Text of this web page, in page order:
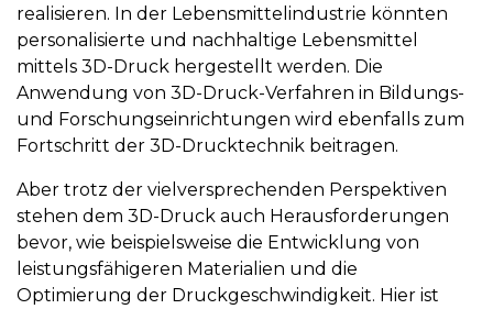
realisieren. In der Lebensmittelindustrie könnten
personalisierte und nachhaltige Lebensmittel
mittels 3D-Druck hergestellt werden. Die
Anwendung von 3D-Druck-Verfahren in Bildungs-
und Forschungseinrichtungen wird ebenfalls zum
Fortschritt der 3D-Drucktechnik beitragen.
Aber trotz der vielversprechenden Perspektiven
stehen dem 3D-Druck auch Herausforderungen
bevor, wie beispielsweise die Entwicklung von
leistungsfähigeren Materialien und die
Optimierung der Druckgeschwindigkeit. Hier ist